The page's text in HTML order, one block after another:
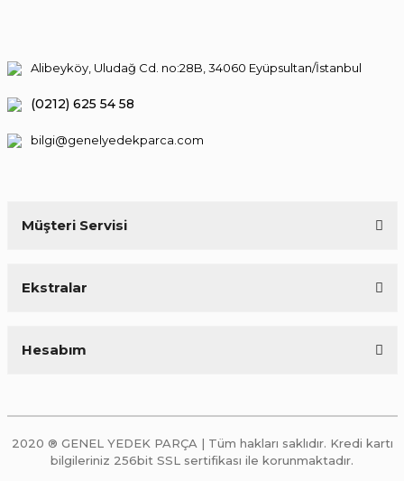
Müşteri Servisi
Ekstralar
Hesabım
2020 ® GENEL YEDEK PARÇA | Tüm hakları saklıdır. Kredi kartı
bilgileriniz 256bit SSL sertifikası ile korunmaktadır.
Alibeyköy, Uludağ Cd. no:28B, 34060 Eyüpsultan/İstanbul
(0212) 625 54 58
bilgi@genelyedekparca.com